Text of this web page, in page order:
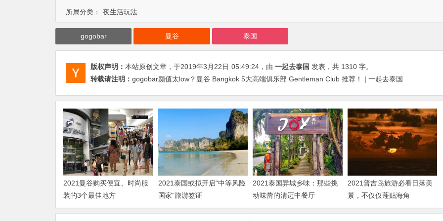
所属分类： 夜生活玩法
gogobar 曼谷 泰国
版权声明： 本站原创文章，于2019年3月22日 05:49:24 ，由 一起去泰国 发表，共 1310 字。
转载请注明： gogobar颜值太low？曼谷 Bangkok 5大高端俱乐部 Gentleman Club 推荐！ | 一起去泰国
2021曼谷购买便宜、时尚服
装的3个最佳地方
2021泰国或拟开启“中等风险
国家”旅游签证
2021泰国异城乡味：那些挑
动味蕾的清迈中餐厅
2021普吉岛旅游必看日落美
景，不仅仅蓬贴海角